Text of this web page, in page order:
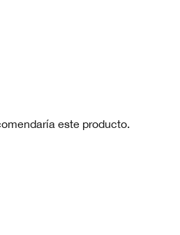
este producto.